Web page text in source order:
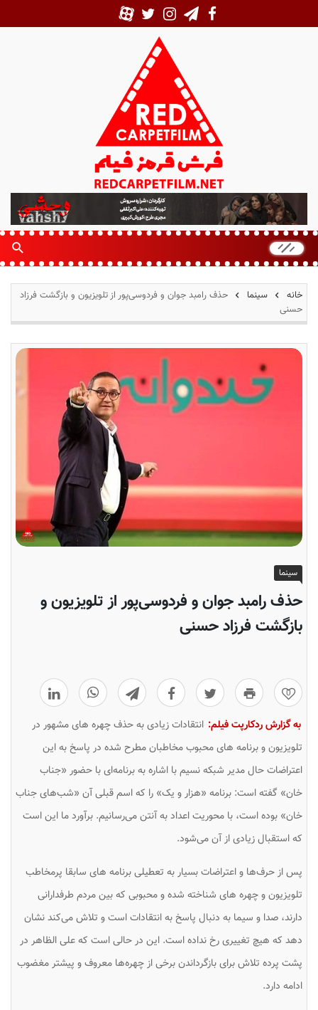
ر
ش
ر
م
ز
خانه سینما
حذف رامبد جوان و فردوسی‌پور از تلویزیون و بازگشت فرزاد
حسنی
سینما
حذف رامبد جوان و فردوسی‌پور از تلویزیون و
بازگشت فرزاد حسنی
0
به گزارش ردکارپت فیلم: انتقادات زیادی به حذف چهره های مشهور در
تلویزیون و برنامه های محبوب مخاطبان مطرح شده در پاسخ به این
اعتراضات حال مدیر شبکه نسیم با اشاره به برنامه‌ای با حضور «جناب
خان» گفته است: برنامه «هزار و یک» را که اسم قبلی آن «شب‌های جناب
خان» بوده است، با محوریت اعداد به آنتن می‌رسانیم. برآورد ما این است
که استقبال زیادی از آن می‌شود.
پس از حرف‌ها و اعتراضات بسیار به تعطیلی برنامه های سابقا پرمخاطب
تلویزیون و چهره های شناخته شده و محبوبی که بین مردم طرفدارانی
دارند، صدا و سیما به دنبال پاسخ به انتقادات است و تلاش می‌کند نشان
دهد که هیچ تغییری رخ نداده است. این در حالی است که علی الظاهر در
پشت پرده تلاش برای بازگرداندن برخی از چهره‌ها معروف و پیشتر مغضوب
ادامه دارد.